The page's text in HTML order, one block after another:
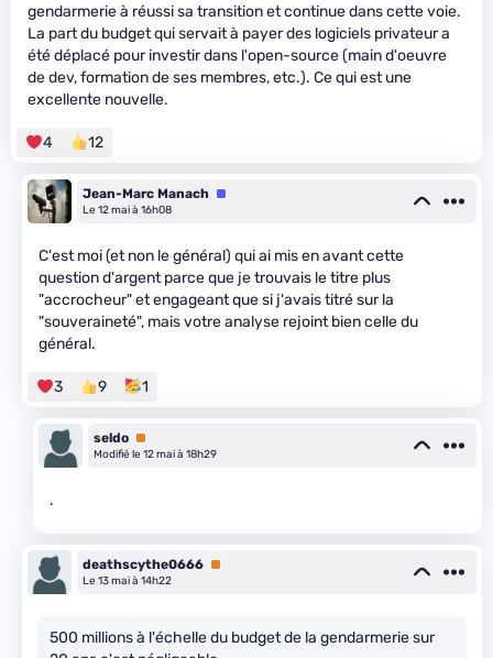
gendarmerie à réussi sa transition et continue dans cette voie.
La part du budget qui servait à payer des logiciels privateur a
été déplacé pour investir dans l'open-source (main d'oeuvre
de dev, formation de ses membres, etc.). Ce qui est une
excellente nouvelle.
4 12
Jean-Marc Manach Équipe
Le 12 mai à 16h08
C'est moi (et non le général) qui ai mis en avant cette
question d'argent parce que je trouvais le titre plus
"accrocheur" et engageant que si j'avais titré sur la
"souveraineté", mais votre analyse rejoint bien celle du
général.
3 9 1
seldo Premium
Modifié le 12 mai à 18h29
.
deathscythe0666 Premium
Le 13 mai à 14h22
500 millions à l'échelle du budget de la gendarmerie sur